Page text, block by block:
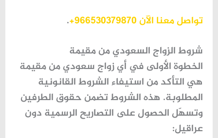
تواصل معنا الآن 966530379870+
.
شروط الزواج السعودي من مقيمة
الخطوة الأولى في أيزواج سعودي من مقيمة
هي التأكد من استيفاء الشروط القانونية
المطلوبة. هذه الشروط تضمن حقوق الطرفين
وتسهّل الحصول على التصاريح الرسمية دون
عراقيل: